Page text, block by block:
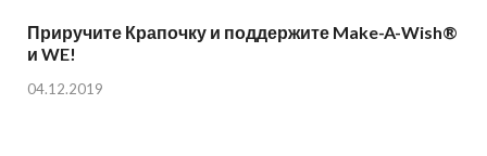
Приручите Крапочку и поддержите Make-A-Wish®
и WE!
04.12.2019